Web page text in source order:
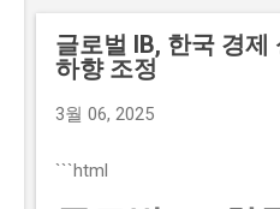
롭다는 생각이 많이 있습니
아 실질적인 도움이 되지 않
마지막으로,신청 방법이 복
에서는 2026년 -브랜드 챌린
글로벌 IB, 한국 경제
하향 조정
3월 06, 2025
```html